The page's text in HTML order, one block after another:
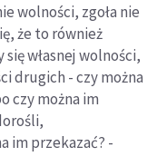
wolności, zgoła nie
że to również
własnej wolności,
drugich - czy można
czy można im
im przekazać? -